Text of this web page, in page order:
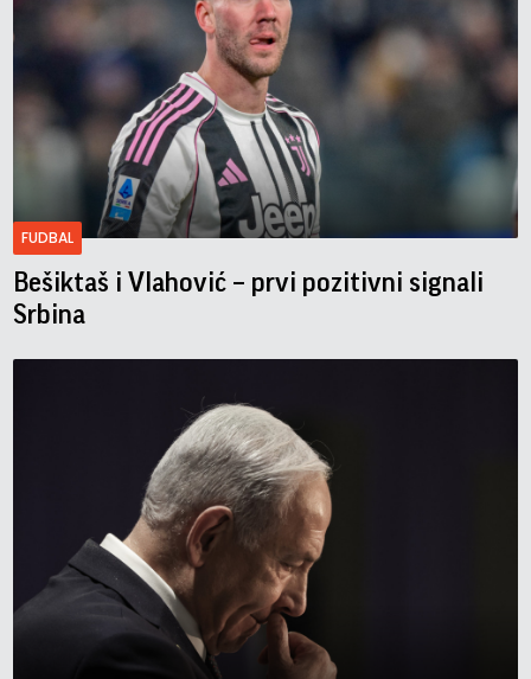
FUDBAL
Bešiktaš i Vlahović – prvi pozitivni signali
Srbina